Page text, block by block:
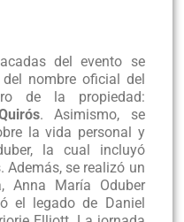
del evento se
nombre oficial del
de la propiedad:
. Asimismo, se
la vida personal y
la cual incluyó
Además, se realizó un
Anna María Oduber
el legado de Daniel